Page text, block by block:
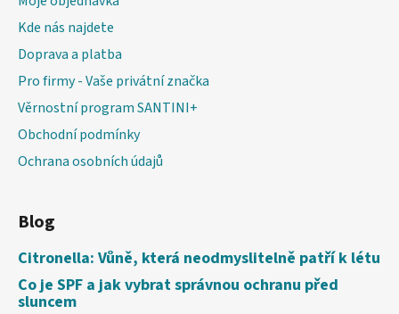
Kde nás najdete
Doprava a platba
Pro firmy - Vaše privátní značka
Věrnostní program SANTINI+
Obchodní podmínky
Ochrana osobních údajů
Blog
Citronella: Vůně, která neodmyslitelně patří k létu
Co je SPF a jak vybrat správnou ochranu před
sluncem